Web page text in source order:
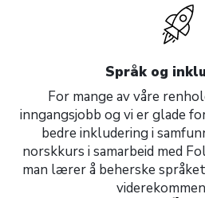
Språk og
For mange av våre
inngangsjobb og vi er glade
bedre inkludering i
norskkurs i samarbeid med
man lærer å beherske